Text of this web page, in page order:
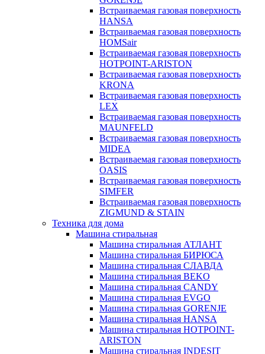
Встраиваемая газовая поверхность
HANSA
Встраиваемая газовая поверхность
HOMSair
Встраиваемая газовая поверхность
HOTPOINT-ARISTON
Встраиваемая газовая поверхность
KRONA
Встраиваемая газовая поверхность
LEX
Встраиваемая газовая поверхность
MAUNFELD
Встраиваемая газовая поверхность
MIDEA
Встраиваемая газовая поверхность
OASIS
Встраиваемая газовая поверхность
SIMFER
Встраиваемая газовая поверхность
ZIGMUND & STAIN
Техника для дома
Машина стиральная
Машина стиральная АТЛАНТ
Машина стиральная БИРЮСА
Машина стиральная СЛАВДА
Машина стиральная BEKO
Машина стиральная CANDY
Машина стиральная EVGO
Машина стиральная GORENJE
Машина стиральная HANSA
Машина стиральная HOTPOINT-
ARISTON
Машина стиральная INDESIT